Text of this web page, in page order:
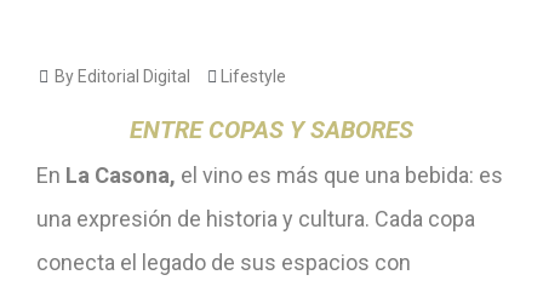
By Editorial Digital Lifestyle
ENTRE COPAS Y SABORES
En La Casona, el vino es más que una bebida: es
una expresión de historia y cultura. Cada copa
conecta el legado de sus espacios con